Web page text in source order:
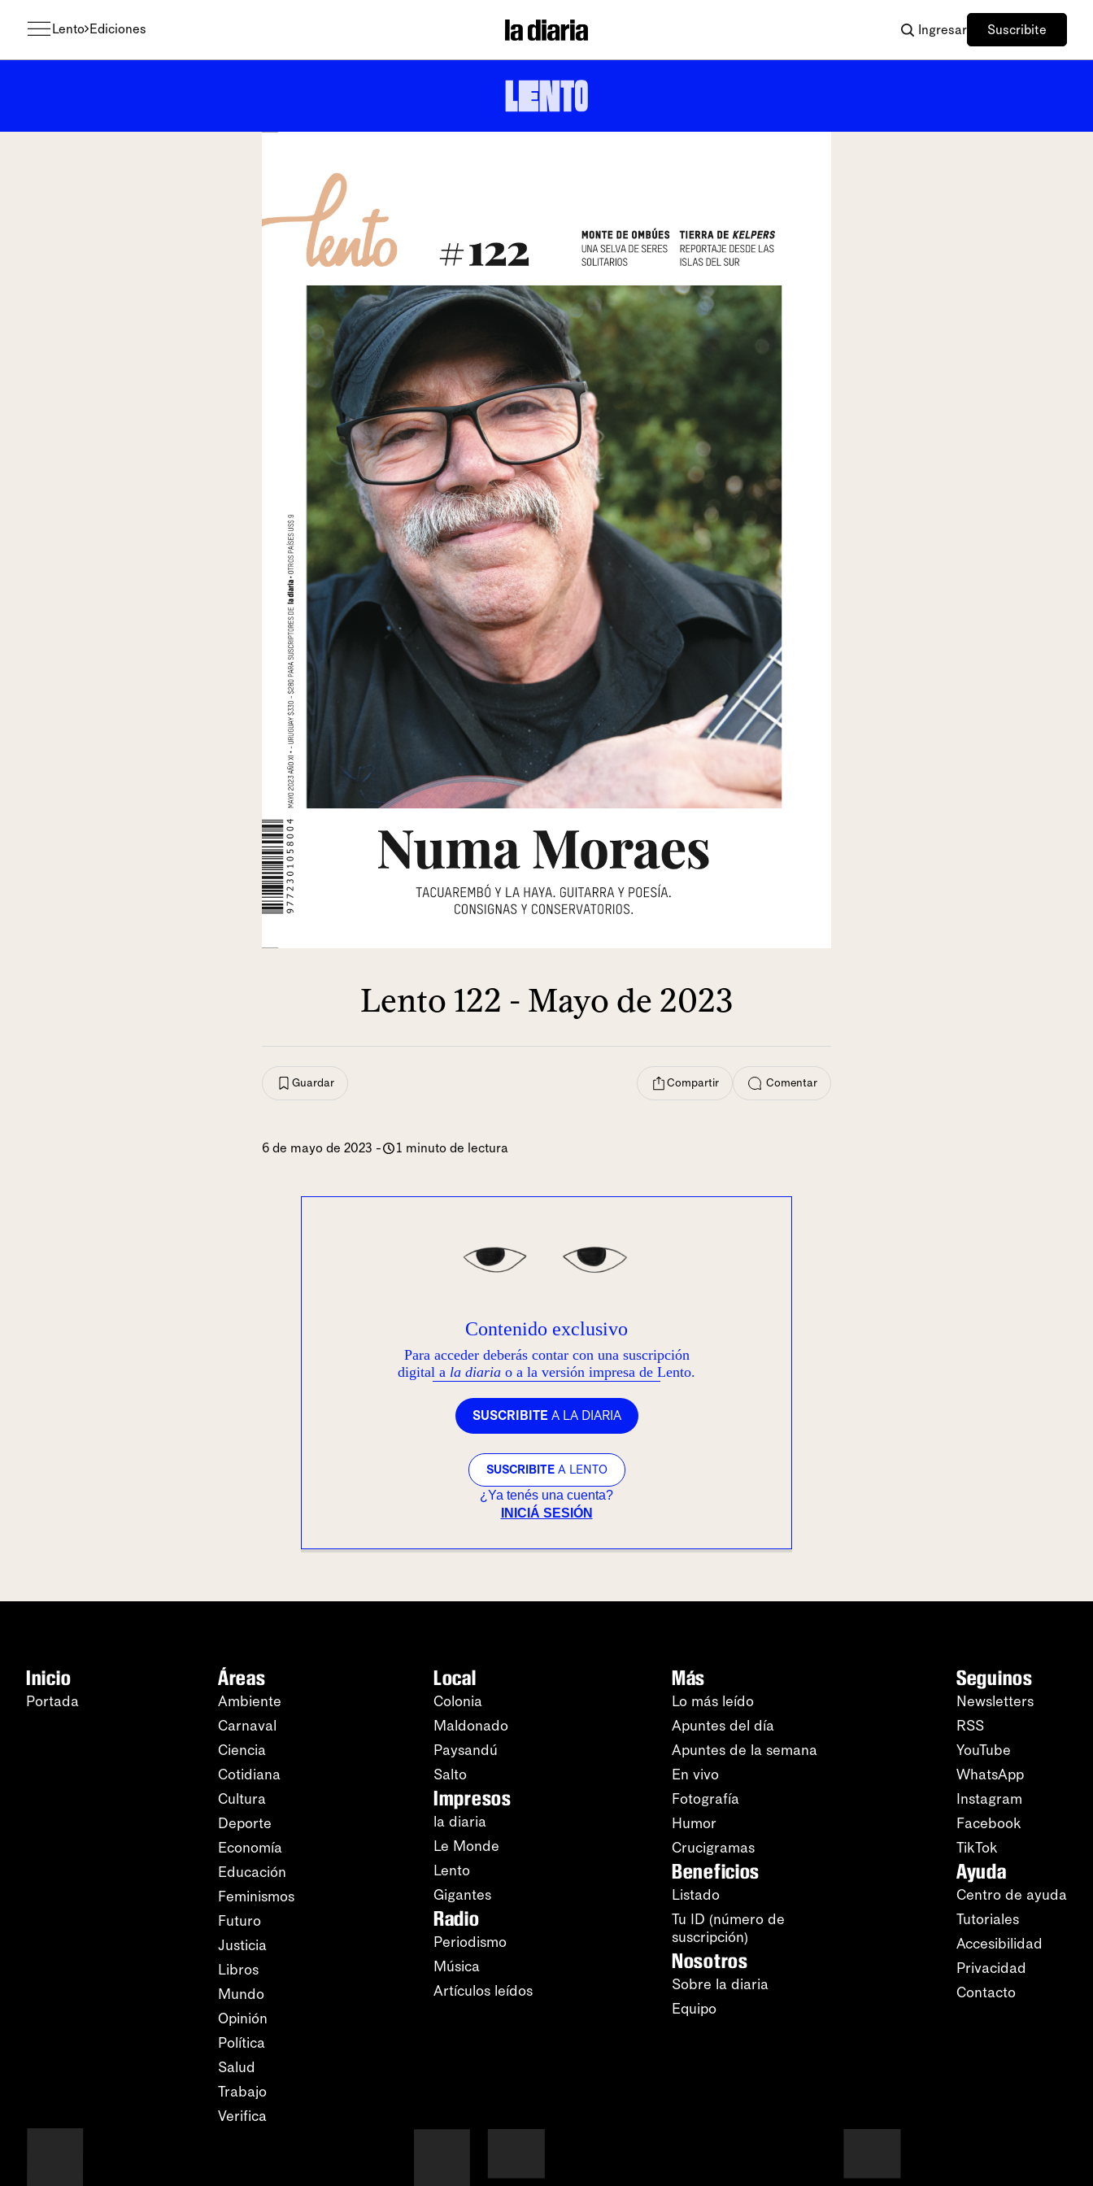
Lento Ediciones Ingresar Suscribite
Lento 122 - Mayo de 2023
Guardar Compartir Comentar
6 de mayo de 2023 - 1 minuto de lectura
Contenido exclusivo
Para acceder deberás contar con una suscripción
digital a la diaria o a la versión impresa de Lento.
SUSCRIBITEA LA DIARIA
SUSCRIBITEA LENTO
¿Ya tenés una cuenta?
INICIÁ SESIÓN
Inicio
Portada
Áreas
Ambiente
Carnaval
Ciencia
Cotidiana
Cultura
Deporte
Economía
Educación
Feminismos
Futuro
Justicia
Libros
Mundo
Opinión
Política
Salud
Trabajo
Verifica
Local
Colonia
Maldonado
Paysandú
Salto
Impresos
la diaria
Le Monde
Lento
Gigantes
Radio
Periodismo
Música
Artículos leídos
Más
Lo más leído
Apuntes del día
Apuntes de la semana
En vivo
Fotografía
Humor
Crucigramas
Beneficios
Listado
Tu ID (número de
suscripción)
Nosotros
Sobre la diaria
Equipo
Seguinos
Newsletters
RSS
YouTube
WhatsApp
Instagram
Facebook
TikTok
Ayuda
Centro de ayuda
Tutoriales
Accesibilidad
Privacidad
Contacto